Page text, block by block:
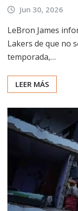
Jun 30, 2026
LeBron James
Lakers de que no
temporada,…
LEER MÁS